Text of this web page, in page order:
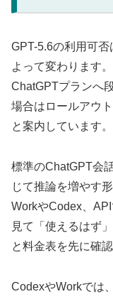
GPT-5.6の利用可
よって変わります
ChatGPTプランへ
場合はロールアウ
と案内しています。
標準のChatGPT会
じて推論を増やす
WorkやCodex、
見て「使えるはず
と料金表を先に確
CodexやWorkでは